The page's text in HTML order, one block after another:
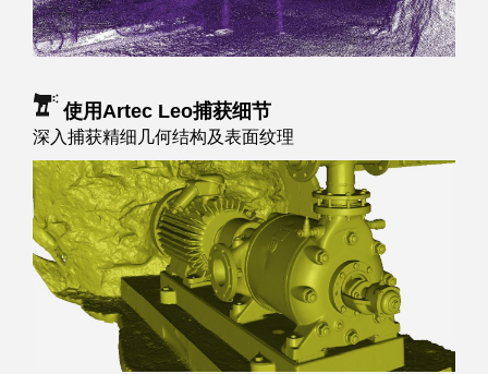
使用Artec Leo捕获细节
深入捕获精细几何结构及表面纹理